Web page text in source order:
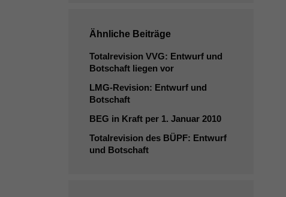
Ähnliche Beiträge
Totalrevision VVG: Entwurf und
Botschaft liegen vor
LMG-Revision: Entwurf und
Botschaft
BEG in Kraft per 1. Januar 2010
Totalrevision des BÜPF: Entwurf
und Botschaft